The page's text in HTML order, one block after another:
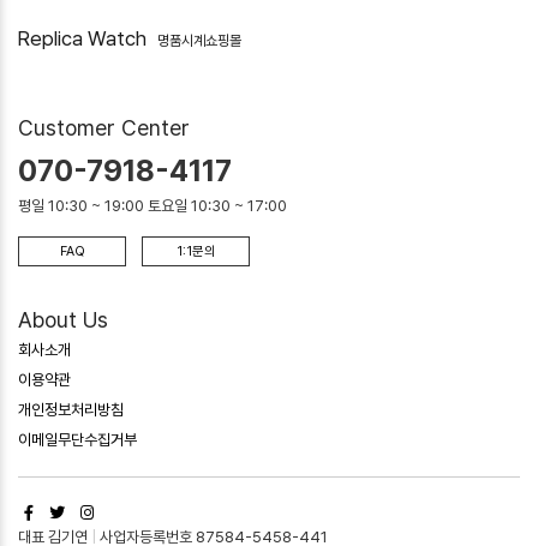
Replica Watch 명품시계쇼핑몰
Customer Center
070-7918-4117
평일 10:30 ~ 19:00 토요일 10:30 ~ 17:00
FAQ 1:1문의
About Us
회사소개
이용약관
개인정보처리방침
이메일무단수집거부
대표 김기연 사업자등록번호 87584-5458-441